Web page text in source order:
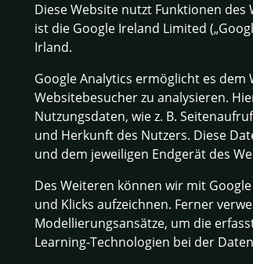
Diese Website nutzt Funktionen
ist die Google Ireland Limited
Irland.
Google Analytics ermöglicht es
Websitebesucher zu analysieren.
Nutzungsdaten, wie z. B.
und Herkunft des Nutzers. Diese
und dem jeweiligen Endgerät des
Des Weiteren können wir mit
und Klicks aufzeichnen. Ferner
Modellierungsansätze, um die
Learning-Technologien bei der